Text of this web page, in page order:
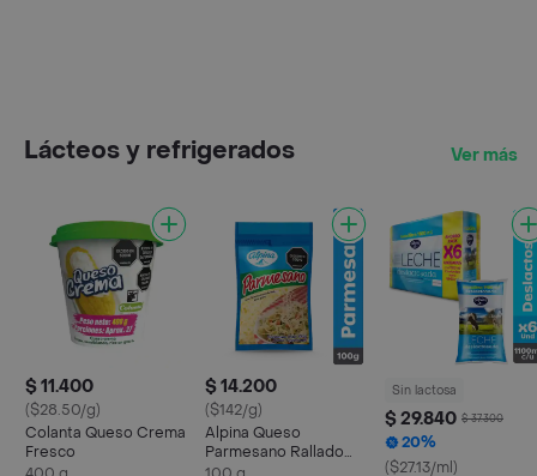
Lácteos y refrigerados Ver más
$ 11.400
($28.50/g)
Colanta Queso Crema
Fresco
$ 14.200
($142/g)
Alpina Queso
Parmesano Rallado
100 g
Sin lactosa
$ 29.840 $ 37.300
20%
($27.13/ml)